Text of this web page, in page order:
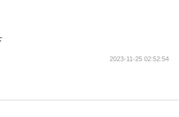
2023-11-25 02:52:54